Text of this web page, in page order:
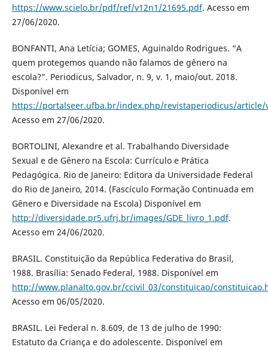
https://www.scielo.br/pdf/ref/v12n1/21695.pdf. Acesso em
27/06/2020.
BONFANTI, Ana Letícia; GOMES, Aguinaldo Rodrigues. “A
quem protegemos quando não falamos de gênero na
escola?”. Periodicus, Salvador, n. 9, v. 1, maio/out. 2018.
Disponível em
https://portalseer.ufba.br/index.php/revistaperiodicus/article/
Acesso em 27/06/2020.
BORTOLINI, Alexandre et al. Trabalhando Diversidade
Sexual e de Gênero na Escola: Currículo e Prática
Pedagógica. Rio de Janeiro: Editora da Universidade Federal
do Rio de Janeiro, 2014. (Fascículo Formação Continuada em
Gênero e Diversidade na Escola) Disponível em
http://diversidade.pr5.ufrj.br/images/GDE_livro_1.pdf.
Acesso em 24/06/2020.
BRASIL. Constituição da República Federativa do Brasil,
1988. Brasília: Senado Federal, 1988. Disponível em
http://www.planalto.gov.br/ccivil_03/constituicao/
Acesso em 06/05/2020.
BRASIL. Lei Federal n. 8.609, de 13 de julho de 1990:
Estatuto da Criança e do adolescente. Disponível em